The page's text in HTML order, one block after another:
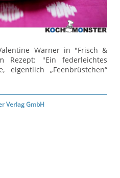
Warner in "Frisch &
Rezept: "Ein federleichtes
„Feenbrüstchen“
Verlag GmbH